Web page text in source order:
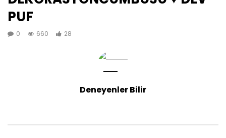
PUF
0 660 28
Deneyenler Bilir